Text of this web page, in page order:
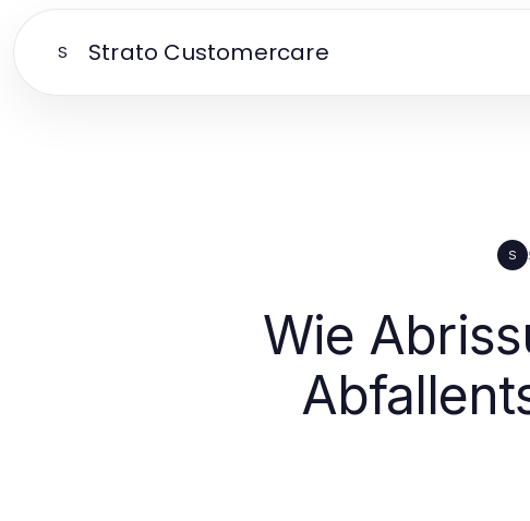
S Strato Customercare
S
Wie